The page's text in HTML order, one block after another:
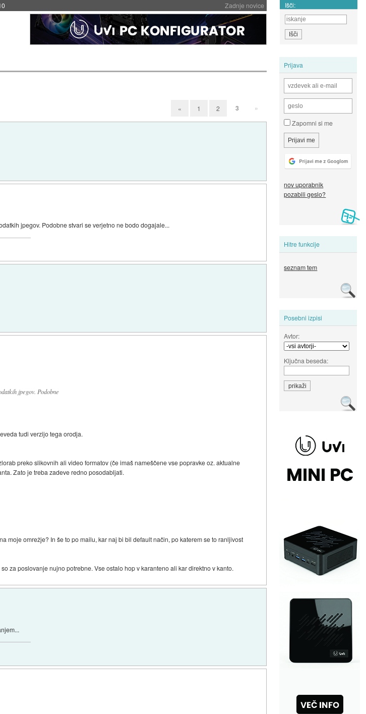
Zadnje novice Išči:
Prijava
Zapomni si me
nov uporabnik
pozabili geslo?
Hitre funkcije
seznam tem
Posebni izpisi
Avtor:
Ključna beseda:
« 1 2 3 »
jpegov. Podobne stvari se verjetno ne bodo dogajale...
jpegov. Podobne
tudi verzijo tega orodja.
preko slikovnih ali video formatov (če imaš nameščene vse popravke oz. aktualne
Zato je treba zadeve redno posodabljati.
moje omrežje? In še to po mailu, kar naj bi bil default način, po katerem se to ranljivost
za poslovanje nujno potrebne. Vse ostalo hop v karanteno ali kar direktno v kanto.